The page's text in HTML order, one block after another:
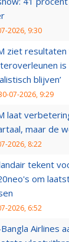
2026, 9:30
ziet
blijven’
07-2026, 9:29
laat
maar de
2026, 8:22
tekent
om
2026, 6:52
Bangla Airlines